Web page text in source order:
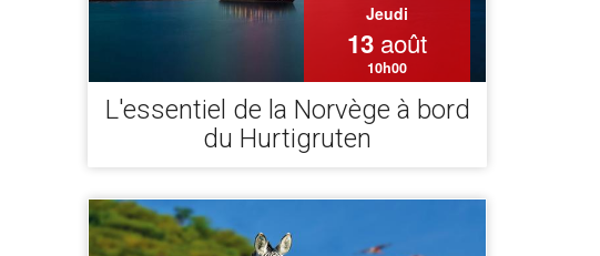
Jeudi
13 août
10h00
L'essentiel de la Norvège à bord
du Hurtigruten